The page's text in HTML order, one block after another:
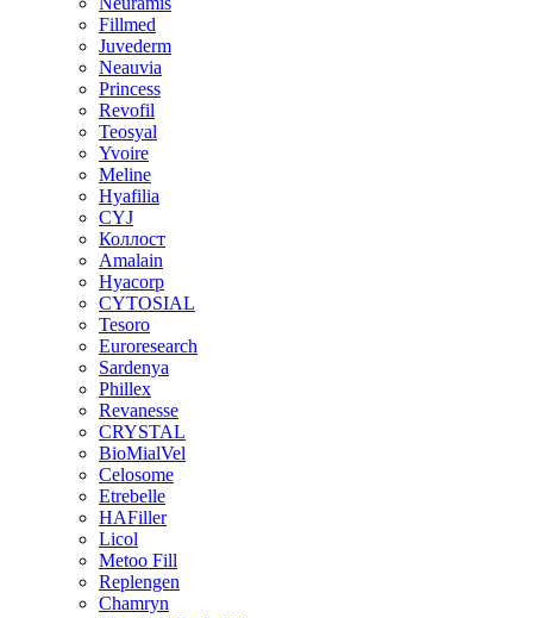
Fillmed
Juvederm
Neauvia
Princess
Revofil
Teosyal
Yvoire
Meline
Hyafilia
CYJ
Коллост
Amalain
Hyacorp
CYTOSIAL
Tesoro
Euroresearch
Sardenya
Phillex
Revanesse
CRYSTAL
BioMialVel
Celosome
Etrebelle
HAFiller
Licol
Metoo Fill
Replengen
Chamryn